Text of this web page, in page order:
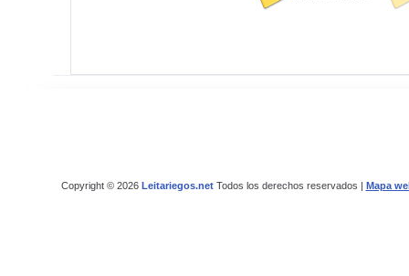
Copyright © 2026 Leitariegos.netTodos los derechos reservados | Mapa